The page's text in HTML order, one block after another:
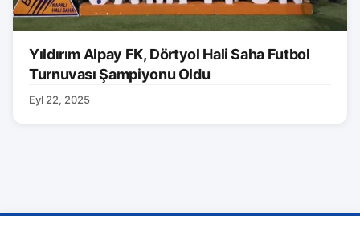
Yıldırım Alpay FK, Dörtyol Hali Saha Futbol
Turnuvası Şampiyonu Oldu
Eyl 22, 2025